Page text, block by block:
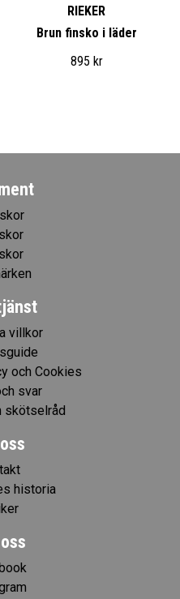
RIEKER
Brun finsko i läder
895 kr
villkor
och Cookies
svar
skötselråd
historia